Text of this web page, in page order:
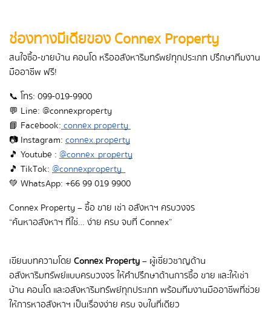
ช่องทางมีเดียของ Connex Property
สนใจซื้อ-ขายบ้าน คอนโด หรืออสังหาริมทรัพย์ทุกประเภท ปรึกษาทีมงาน
มืออาชีพ ฟรี!
📞 โทร: 099-019-9900
💬 Line: @connexproperty
📘 Facebook: connex property
📷 Instagram: connex.property
🎵  Youtube : @connex_property
🎵  TikTok: @connexproperty_
💚  WhatsApp: +66 99 019 9900
Connex Property – ซื้อ ขาย เช่า อสังหาฯ ครบวงจร
“ค้นหาอสังหาฯ ที่ใช่… ง่าย ครบ จบที่ Connex”
เขียนบทความโดย Connex Property – ผู้เชี่ยวชาญด้าน
อสังหาริมทรัพย์แบบครบวงจร ให้คำปรึกษาด้านการซื้อ ขาย และให้เช่า
บ้าน คอนโด และอสังหาริมทรัพย์ทุกประเภท พร้อมทีมงานมืออาชีพที่ช่วย
ให้การหาอสังหาฯ เป็นเรื่องง่าย ครบ จบในที่เดียว